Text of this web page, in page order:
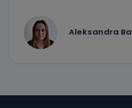
Aleksandra